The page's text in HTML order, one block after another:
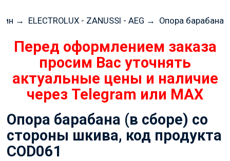
→ ELECTROLUX - ZANUSSI - AEG → Опора барабана
Перед оформлением заказа
просим Вас уточнять
актуальные цены и наличие
через Telegram или MAX
Опора барабана (в сборе) со
стороны шкива, код продукта
COD061